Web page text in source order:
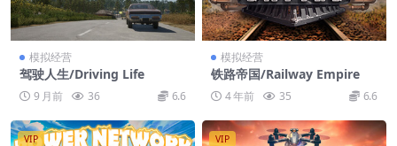
模拟经营
驾驶人生/Driving Life
9 月前 36 6.6
模拟经营
铁路帝国/Railway Empire
4 年前 35 6.6
VIP VIP